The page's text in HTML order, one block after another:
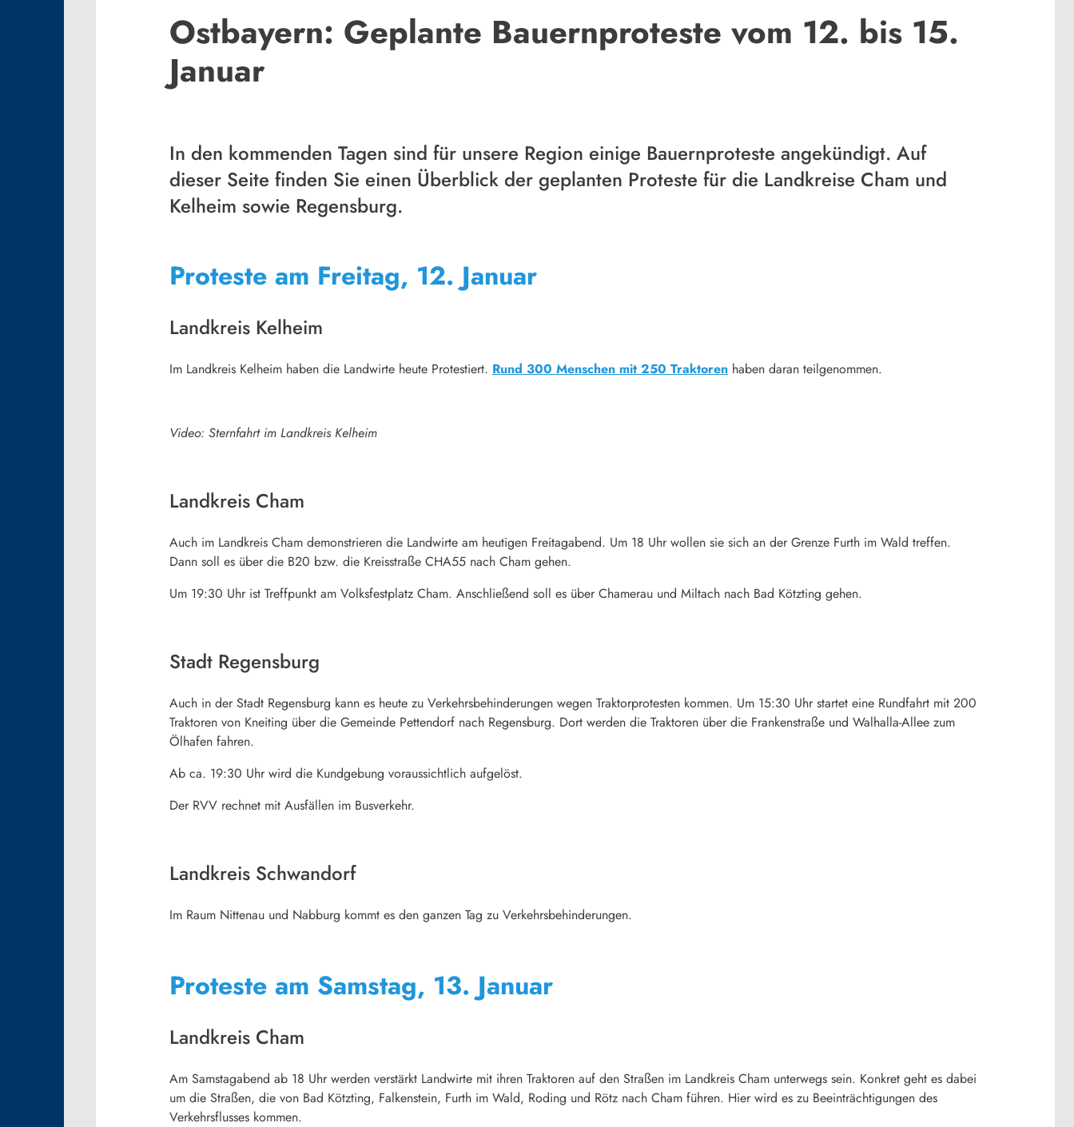
Ostbayern: Geplante Bauernproteste vom 12. bis 15.
Januar
In den kommenden Tagen sind für unsere Region einige Bauernproteste angekündigt. Auf
dieser Seite finden Sie einen Überblick der geplanten Proteste für die Landkreise Cham und
Kelheim sowie Regensburg.
Proteste am Freitag, 12. Januar
Landkreis Kelheim
Im Landkreis Kelheim haben die Landwirte heute Protestiert. Rund 300 Menschen mit 250 Traktoren haben daran teilgenommen.
Video: Sternfahrt im Landkreis Kelheim
Landkreis Cham
Auch im Landkreis Cham demonstrieren die Landwirte am heutigen Freitagabend. Um 18 Uhr wollen sie sich an der Grenze Furth im Wald treffen.
Dann soll es über die B20 bzw. die Kreisstraße CHA55 nach Cham gehen.
Um 19:30 Uhr ist Treffpunkt am Volksfestplatz Cham. Anschließend soll es über Chamerau und Miltach nach Bad Kötzting gehen.
Stadt Regensburg
Auch in der Stadt Regensburg kann es heute zu Verkehrsbehinderungen wegen Traktorprotesten kommen. Um 15:30 Uhr startet eine Rundfahrt mit 200
Traktoren von Kneiting über die Gemeinde Pettendorf nach Regensburg. Dort werden die Traktoren über die Frankenstraße und Walhalla-Allee zum
Ölhafen fahren.
Ab ca. 19:30 Uhr wird die Kundgebung voraussichtlich aufgelöst.
Der RVV rechnet mit Ausfällen im Busverkehr.
Landkreis Schwandorf
Im Raum Nittenau und Nabburg kommt es den ganzen Tag zu Verkehrsbehinderungen.
Proteste am Samstag, 13. Januar
Landkreis Cham
Am Samstagabend ab 18 Uhr werden verstärkt Landwirte mit ihren Traktoren auf den Straßen im Landkreis Cham unterwegs sein. Konkret geht es dabei
um die Straßen, die von Bad Kötzting, Falkenstein, Furth im Wald, Roding und Rötz nach Cham führen. Hier wird es zu Beeinträchtigungen des
Verkehrsflusses kommen.